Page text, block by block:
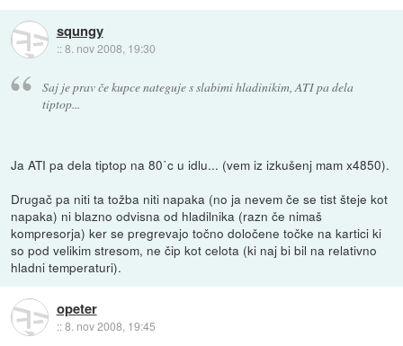
squngy
::8. nov 2008, 19:30
Saj je prav če kupce nateguje s slabimi hladinikim, ATI pa dela
tiptop...
Ja ATI pa dela tiptop na 80˙c u idlu... (vem iz izkušenj mam x4850).
Drugač pa niti ta tožba niti napaka (no ja nevem če se tist šteje kot
napaka) ni blazno odvisna od hladilnika (razn če nimaš
kompresorja) ker se pregrevajo točno določene točke na kartici ki
so pod velikim stresom, ne čip kot celota (ki naj bi bil na relativno
hladni temperaturi).
opeter
::8. nov 2008, 19:45